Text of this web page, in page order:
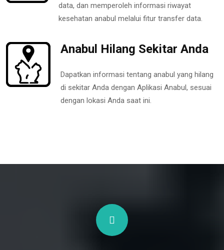
data, dan memperoleh informasi riwayat
kesehatan anabul melalui fitur transfer data.
Anabul Hilang Sekitar Anda
Dapatkan informasi tentang anabul yang hilang
di sekitar Anda dengan Aplikasi Anabul, sesuai
dengan lokasi Anda saat ini.